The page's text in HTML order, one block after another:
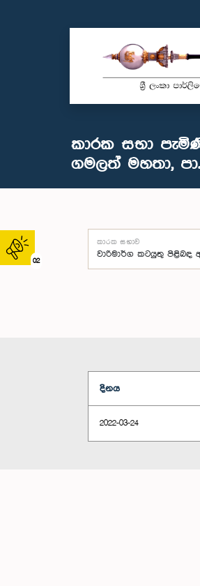
02
කාරක සභා
ගමලත් මහතා,
කාරක සභාව
දිනය
2022-03-24